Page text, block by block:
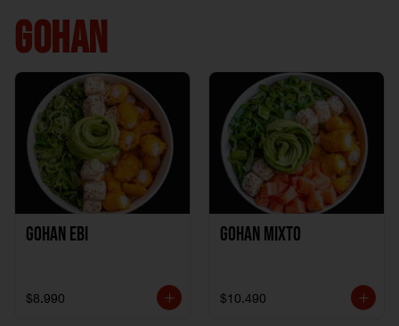
GOHAN
Gohan Ebi
$8.990
Gohan Mixto
$10.490